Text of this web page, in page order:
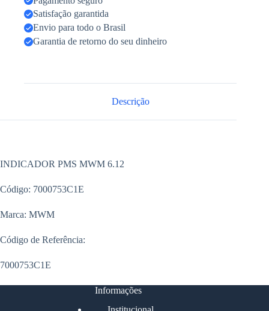
Satisfação garantida
Envio para todo o Brasil
Garantia de retorno do seu dinheiro
Descrição
INDICADOR PMS MWM 6.12
Código: 7000753C1E
Marca: MWM
Código de Referência:
7000753C1E
Informações